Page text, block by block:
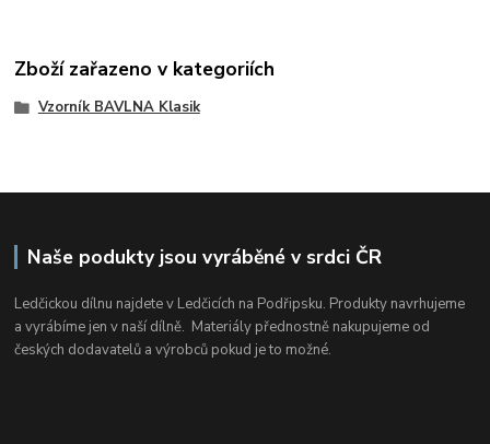
Zboží zařazeno v kategoriích
Vzorník BAVLNA Klasik
Naše podukty jsou vyráběné v srdci ČR
Ledčickou dílnu najdete v Ledčicích na Podřipsku. Produkty navrhujeme
a vyrábíme jen v naší dílně. Materiály přednostně nakupujeme od
českých dodavatelů a výrobců pokud je to možné.